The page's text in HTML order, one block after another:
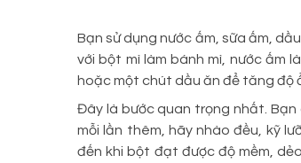
Bạn sử dụng nước ấm, sữa ấm,
với bột mì làm bánh mì, nước ấm
hoặc một chút dầu ăn để tăng độ
Đây là bước quan trọng nhất. Bạn
mỗi lần thêm, hãy nhào đều, kỹ
đến khi bột đạt được độ mềm,